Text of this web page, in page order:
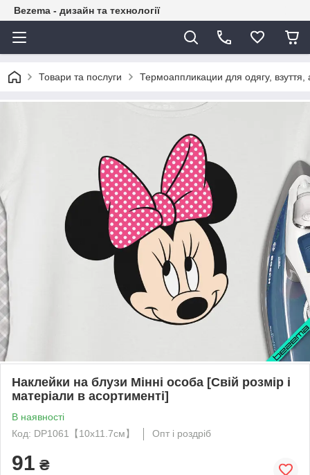
Bezema - дизайн та технології
Товари та послуги Термоаппликации для одягу, взуття,
Наклейки на блузи Мінні особа [Свій розмір і
матеріали в асортименті]
В наявності
Код: DP1061【10x11.7см】
Опт і роздріб
91 ₴